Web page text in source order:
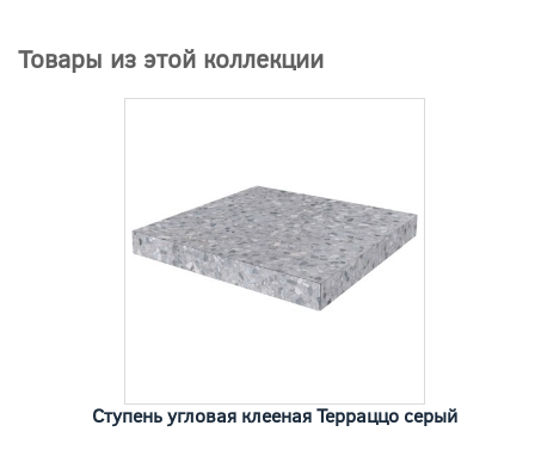
Товары из этой коллекции
Ступень угловая клееная Терраццо серый